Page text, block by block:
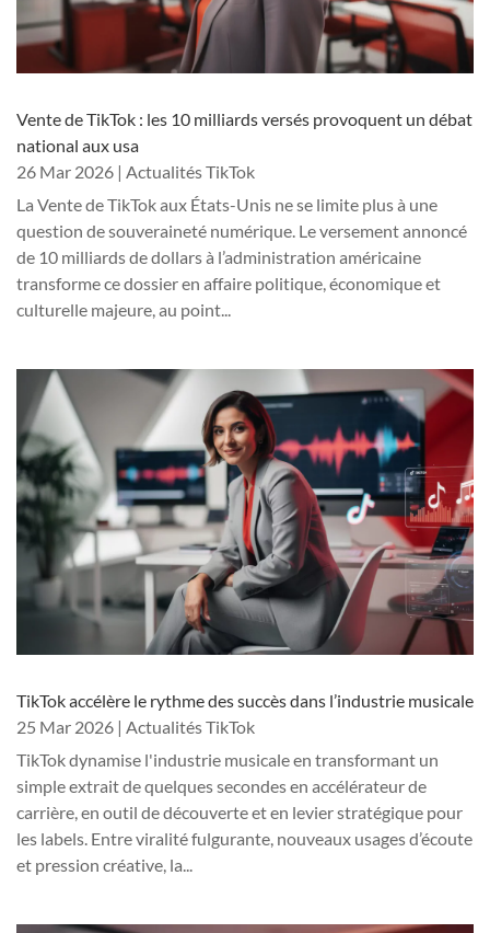
Vente de TikTok : les 10 milliards versés provoquent un débat
national aux usa
26 Mar 2026 | Actualités TikTok
La Vente de TikTok aux États-Unis ne se limite plus à une
question de souveraineté numérique. Le versement annoncé
de 10 milliards de dollars à l’administration américaine
transforme ce dossier en affaire politique, économique et
culturelle majeure, au point...
TikTok accélère le rythme des succès dans l’industrie musicale
25 Mar 2026 | Actualités TikTok
TikTok dynamise l'industrie musicale en transformant un
simple extrait de quelques secondes en accélérateur de
carrière, en outil de découverte et en levier stratégique pour
les labels. Entre viralité fulgurante, nouveaux usages d’écoute
et pression créative, la...